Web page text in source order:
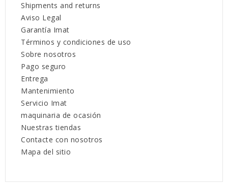
Shipments and returns
Aviso Legal
Garantía Imat
Términos y condiciones de uso
Sobre nosotros
Pago seguro
Entrega
Mantenimiento
Servicio Imat
maquinaria de ocasión
Nuestras tiendas
Contacte con nosotros
Mapa del sitio